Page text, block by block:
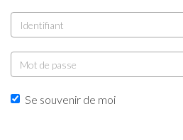
Identifiatn
Mot
de
passeSe souvenir de moi